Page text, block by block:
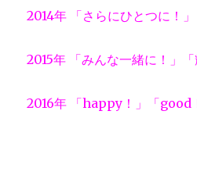
2014年 「さらにひとつに！」
2015年 「みんな一緒に！」「
2016年 「happy！」「good